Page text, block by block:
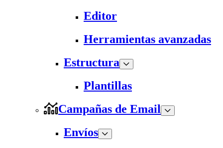
Editor
Herramientas avanzadas
Estructura
Plantillas
Campañas de Email
Envíos